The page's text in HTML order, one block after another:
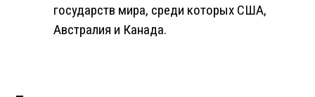
государств мира, среди которых США,
Австралия и Канада.